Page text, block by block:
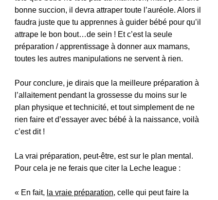
bonne succion, il devra attraper toute l’auréole. Alors il
faudra juste que tu apprennes à guider bébé pour qu’il
attrape le bon bout…de sein ! Et c’est la seule
préparation / apprentissage à donner aux mamans,
toutes les autres manipulations ne servent à rien.
Pour conclure, je dirais que la meilleure préparation à
l’allaitement pendant la grossesse du moins sur le
plan physique et technicité, et tout simplement de ne
rien faire et d’essayer avec bébé à la naissance, voilà
c’est dit !
La vrai préparation, peut-être, est sur le plan mental.
Pour cela je ne ferais que citer la Leche league :
« En fait, la vraie préparation, celle qui peut faire la